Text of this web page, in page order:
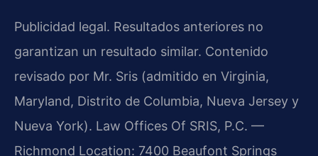
Publicidad legal. Resultados anteriores no
garantizan un resultado similar. Contenido
revisado por Mr. Sris (admitido en Virginia,
Maryland, Distrito de Columbia, Nueva Jersey y
Nueva York). Law Offices Of SRIS, P.C. —
Richmond Location: 7400 Beaufont Springs